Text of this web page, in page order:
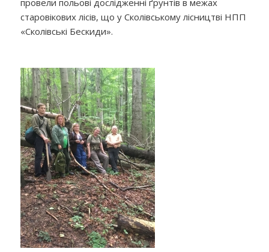
старовікових лісів, що у Сколівському лісництві НПП
«Сколівські Бескиди».